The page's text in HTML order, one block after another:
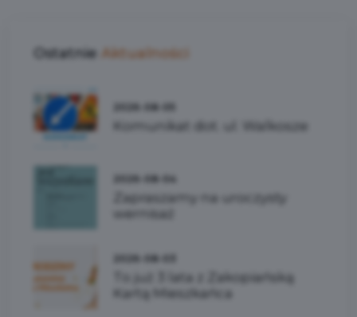
Ostatnie Aktualności
Komunikat dot. ul. Walkosze
Zapraszamy na uroczysty
wernisaż
To już 3 lata z Zakopiańską
Kartą Mieszkańca